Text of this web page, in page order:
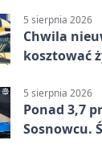
5 sierpnia 2026
Chwila
kosztować
5 sierpnia 2026
Ponad 3,7
Sosnowcu.